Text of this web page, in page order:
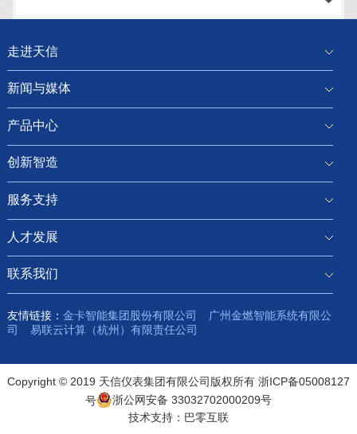
走进天信
新闻与媒体
产品中心
创新智造
服务支持
人才发展
联系我们
友情链接： 金卡智能集团股份有限公司
广州金燃智能系统有限公
司
易联云计算（杭州）有限责任公司
Copyright © 2019 天信仪表集团有限公司版权所有 浙ICP备05008127
号
浙公网安备 33032702000209号
技术支持： 巴零互联